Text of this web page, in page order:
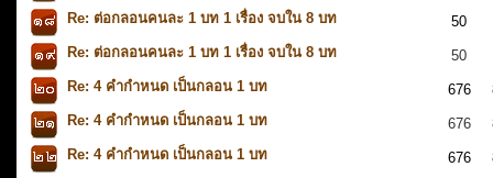
Re: ต่อกลอนคนละ 1 บท 1 เรื่อง จบใน 8 บท
50
Re: ต่อกลอนคนละ 1 บท 1 เรื่อง จบใน 8 บท
50
Re: 4 คำกำหนด เป็นกลอน 1 บท
676
Re: 4 คำกำหนด เป็นกลอน 1 บท
676
Re: 4 คำกำหนด เป็นกลอน 1 บท
676